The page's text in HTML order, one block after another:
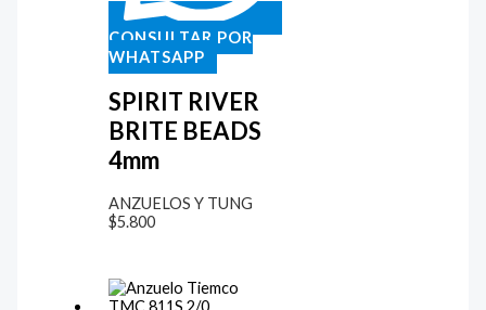
CONSULTAR POR
WHATSAPP
SPIRIT RIVER
BRITE BEADS
4mm
ANZUELOS Y TUNG
$5.800